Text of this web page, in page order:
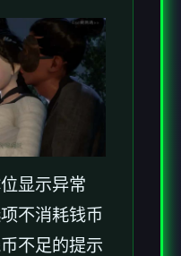
显示异常
不消耗钱币
不足的提示